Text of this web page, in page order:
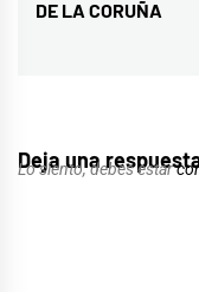
siguiente:
DE LA CORUÑA
Deja una
Lo siento, debes estar